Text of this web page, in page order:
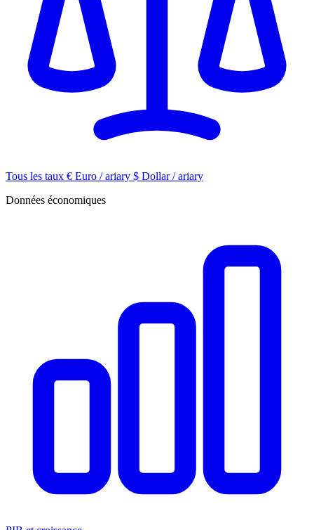
Tous les taux € Euro / ariary $ Dollar / ariary
Données économiques